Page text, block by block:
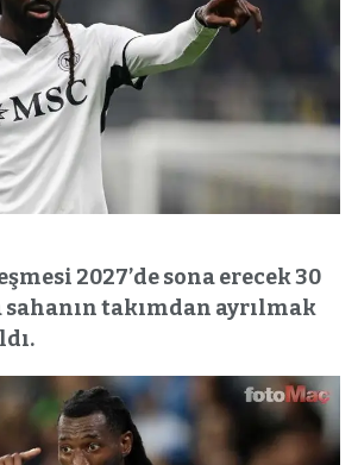
2027’de sona erecek 30
takımdan ayrılmak